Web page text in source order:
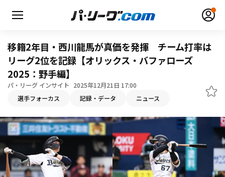
無料アカウント登録
動画
日程・結果
移籍2年目・西川龍馬が真価を発揮 チーム打率は
リーグ2位を記録【オリックス・バファローズ
2025：野手編】
パ・リーグ インサイト 2025年12月21日 17:00
選手フォーカス 記録・データ ニュース